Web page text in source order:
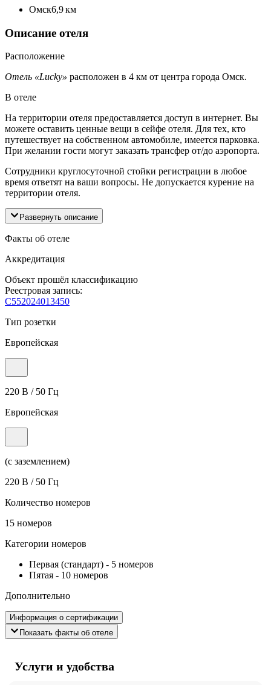
Омск6,9 км
Описание отеля
Расположение
Отель «Lucky» расположен в 4 км от центра города Омск.
В отеле
На территории отеля предоставляется доступ в интернет. Вы
можете оставить ценные вещи в сейфе отеля. Для тех, кто
путешествует на собственном автомобиле, имеется парковка.
При желании гости могут заказать трансфер от/до аэропорта.
Сотрудники круглосуточной стойки регистрации в любое
время ответят на ваши вопросы. Не допускается курение на
территории отеля.
Развернуть описание
Факты об отеле
Аккредитация
Объект прошёл классификацию
Реестровая запись:
С552024013450
Тип розетки
Европейская
220 В / 50 Гц
Европейская
(с заземлением)
220 В / 50 Гц
Количество номеров
15 номеров
Категории номеров
Первая (стандарт) - 5 номеров
Пятая - 10 номеров
Дополнительно
Информация о сертификации
Показать факты об отеле
Услуги и удобства